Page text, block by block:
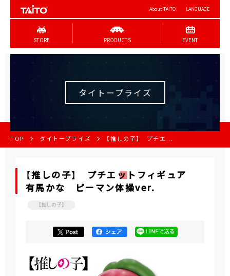
About TAITO LANGUAGE
STORE PRODUCTS EVENT
タイトープライズ
TOP タイトープライズ 【推しの子】 プチエ...
【推しの子】 プチエットフィギュア
有馬かな ピーマン体操ver.
【推しの子】